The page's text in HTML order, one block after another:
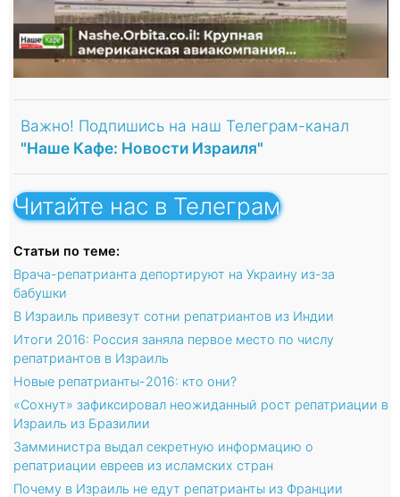
Важно! Подпишись на наш Телеграм-канал
"Наше Кафе: Новости Израиля"
Читайте нас в Телеграм
Статьи по теме:
Врача-репатрианта депортируют на Украину из-за
бабушки
В Израиль привезут сотни репатриантов из Индии
Итоги 2016: Россия заняла первое место по числу
репатриантов в Израиль
Новые репатрианты-2016: кто они?
«Сохнут» зафиксировал неожиданный рост репатриации в
Израиль из Бразилии
Замминистра выдал секретную информацию о
репатриации евреев из исламских стран
Почему в Израиль не едут репатрианты из Франции